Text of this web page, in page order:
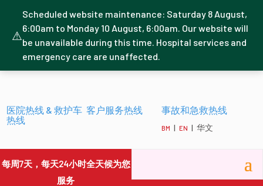
医院热线 & 救护车
热线
客户服务热线 事故和急救热线
BM |EN | 华文
每周7天，每天24小时全天候为您
服务
⚠
Scheduled website maintenance: Saturday 8 August,
6:00am to Monday 10 August, 6:00am. Our website will
be unavailable during this time. Hospital services and
emergency care are unaffected.